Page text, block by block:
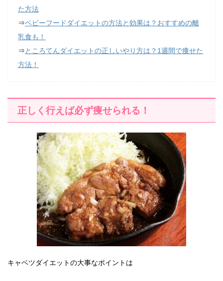
た方法
⇒ベビーフードダイエットの方法と効果は？おすすめの離
乳食も！
⇒ところてんダイエットの正しいやり方は？1週間で痩せた
方法！
正しく行えば必ず痩せられる！
キャベツダイエットの大事なポイントは